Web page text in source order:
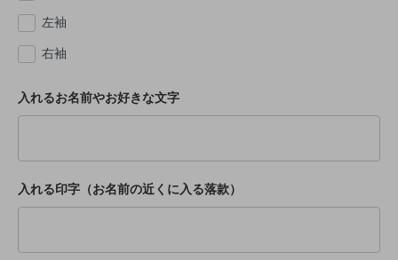
左袖
右袖
入れるお名前やお好きな文字
入れる印字（お名前の近くに入る落款）